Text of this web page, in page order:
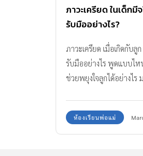
ภาวะเครียด ในเด็กมี
รับมืออย่างไร?
ภาวะเครียด เมื่อเกิดกับลู
รับมืออย่างไร พูดแบบไห
ช่วยพยุงใจลูกได้อย่างไร
ห้องเรียนพ่อแม่